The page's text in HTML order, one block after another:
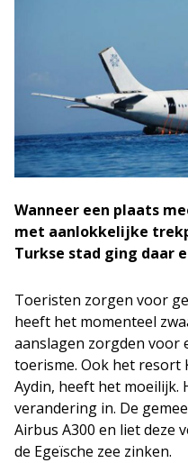
Wanneer een plaats
met aanlokkelijke
Turkse stad ging daar
Toeristen zorgen voor
heeft het momenteel
aanslagen zorgden voor
toerisme. Ook het resort
Aydin, heeft het moeilijk.
verandering in. De
Airbus A300 en liet deze
de Egeïsche zee zinken.